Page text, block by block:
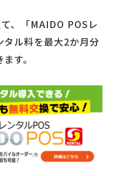
、「MAIDO POSレ
タル料を最大2か月分
す。